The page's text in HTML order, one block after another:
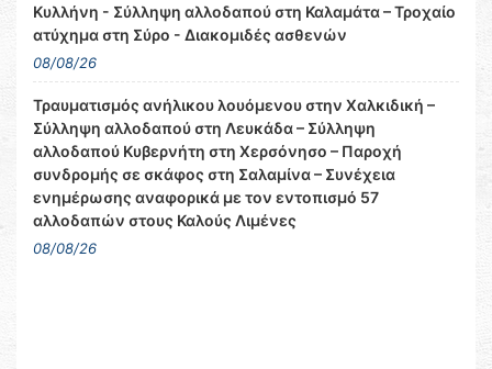
Κυλλήνη - Σύλληψη αλλοδαπού στη Καλαμάτα – Τροχαίο
ατύχημα στη Σύρο - Διακομιδές ασθενών
08/08/26
Τραυματισμός ανήλικου λουόμενου στην Χαλκιδική –
Σύλληψη αλλοδαπού στη Λευκάδα – Σύλληψη
αλλοδαπού Κυβερνήτη στη Χερσόνησο – Παροχή
συνδρομής σε σκάφος στη Σαλαμίνα – Συνέχεια
ενημέρωσης αναφορικά με τον εντοπισμό 57
αλλοδαπών στους Καλούς Λιμένες
08/08/26